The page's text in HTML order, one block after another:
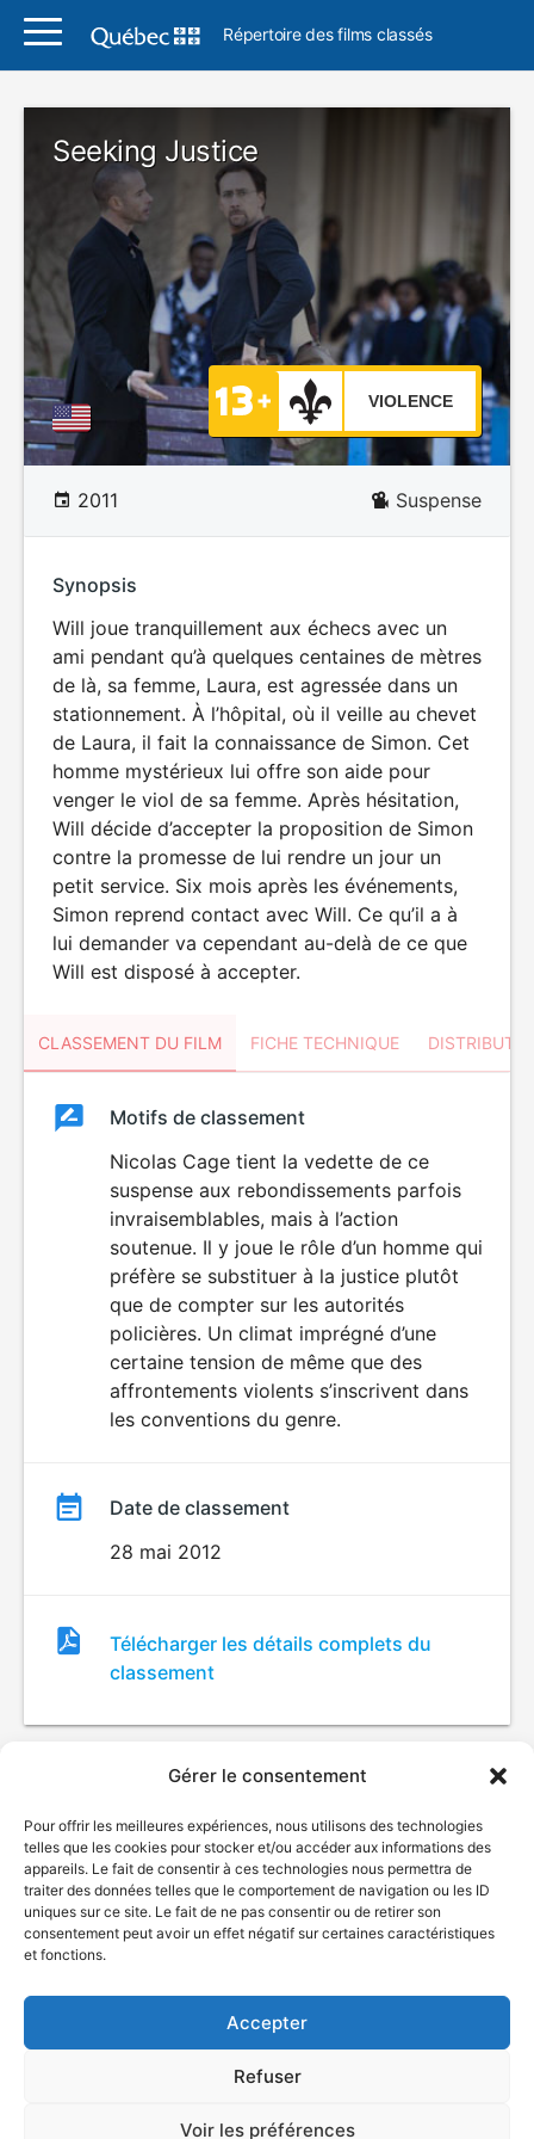
Gérer le consentement
Pour offrir les meilleures expériences, nous utilisons des technologies
telles que les cookies pour stocker et/ou accéder aux informations des
appareils. Le fait de consentir à ces technologies nous permettra de
traiter des données telles que le comportement de navigation ou les ID
uniques sur ce site. Le fait de ne pas consentir ou de retirer son
consentement peut avoir un effet négatif sur certaines caractéristiques
et fonctions.
Accepter
Refuser
Voir les préférences
Répertoire des films classés
Seeking Justice
VIOLENCE
2011 Suspense
Synopsis
Will joue tranquillement aux échecs avec un
ami pendant qu’à quelques centaines de mètres
de là, sa femme, Laura, est agressée dans un
stationnement. À l’hôpital, où il veille au chevet
de Laura, il fait la connaissance de Simon. Cet
homme mystérieux lui offre son aide pour
venger le viol de sa femme. Après hésitation,
Will décide d’accepter la proposition de Simon
contre la promesse de lui rendre un jour un
petit service. Six mois après les événements,
Simon reprend contact avec Will. Ce qu’il a à
lui demander va cependant au-delà de ce que
Will est disposé à accepter.
CLASSEMENT DU FILM FICHE TECHNIQUE
ClassementClassement
VIOLENCE
Motifs de classement
Nicolas Cage tient la vedette de ce
suspense aux rebondissements parfois
invraisemblables, mais à l’action
soutenue. Il y joue le rôle d’un homme qui
préfère se substituer à la justice plutôt
que de compter sur les autorités
policières. Un climat imprégné d’une
certaine tension de même que des
affrontements violents s’inscrivent dans
les conventions du genre.
Date de classement
28 mai 2012
Fichier
de
classement
Télécharger les détails complets du
classement
© Gouvernement du Québec, 2026
Plan du site
Accessibilité
Accès à l'information
Déclaration de services